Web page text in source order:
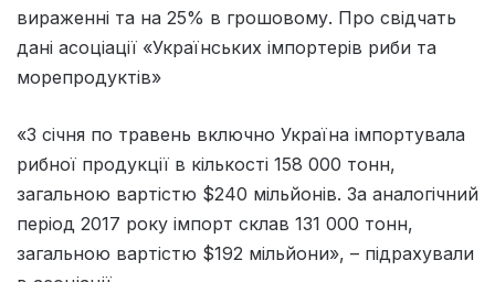
вираженні та на 25% в грошовому. Про свідчать
дані асоціації «Українських імпортерів риби та
морепродуктів»
«З січня по травень включно Україна імпортувала
рибної продукції в кількості 158 000 тонн,
загальною вартістю $240 мільйонів. За аналогічний
період 2017 року імпорт склав 131 000 тонн,
загальною вартістю $192 мільйони», – підрахували